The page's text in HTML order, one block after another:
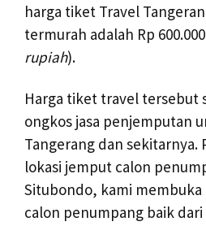
harga tiket Travel
termurah adalah Rp
rupiah).
Harga tiket travel tersebut
ongkos jasa penjemputan
Tangerang dan sekitarnya.
lokasi jemput calon
Situbondo, kami membuka
calon penumpang baik